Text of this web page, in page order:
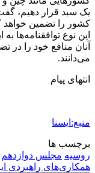
یک سبد قرار دهیم،
کشور را تضمین
این نوع توافقنامه‌ها
آنان منافع خود را در
می‌دانند.
انتهای پیام
منبع:ایسنا
برچسب ها
روسيه مجلس دوازدهم
همکاری‌های راهبردی